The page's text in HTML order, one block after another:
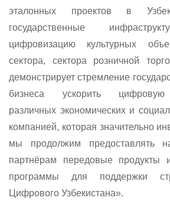
эталонных проектов в
государственные
цифровизацию культурных
сектора, сектора розничной
демонстрирует стремление
бизнеса ускорить
различных экономических и
компанией, которая значительно
мы продолжим предоставлять
партнёрам передовые продукты
программы для поддержки
Цифрового Узбекистана».